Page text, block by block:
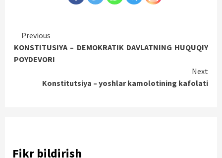
Continue
Reading
Previous
KONSTITUSIYA – DEMOKRATIK DAVLATNING HUQUQIY
POYDEVORI
Next
Konstitutsiya – yoshlar kamolotining kafolati
Fikr bildirish